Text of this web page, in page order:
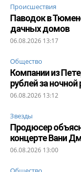
Происшествия
Паводок в
дачных домов
06.08.2026 13:17
Общество
Компании из
рублей за
06.08.2026 13:12
Звезды
Продюсер
концерте Вани
06.08.2026 13:00